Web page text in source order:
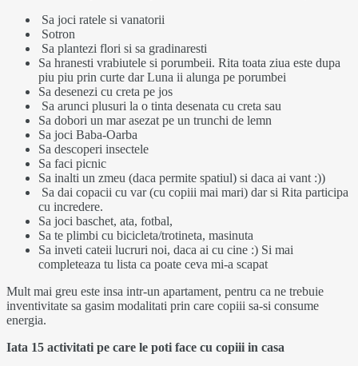
Sa joci ratele si vanatorii
Sotron
Sa plantezi flori si sa gradinaresti
Sa hranesti vrabiutele si porumbeii. Rita toata ziua este dupa
piu piu prin curte dar Luna ii alunga pe porumbei
Sa desenezi cu creta pe jos
Sa arunci plusuri la o tinta desenata cu creta sau
Sa dobori un mar asezat pe un trunchi de lemn
Sa joci Baba-Oarba
Sa descoperi insectele
Sa faci picnic
Sa inalti un zmeu (daca permite spatiul) si daca ai vant :))
Sa dai copacii cu var (cu copiii mai mari) dar si Rita participa
cu incredere.
Sa joci baschet, ata, fotbal,
Sa te plimbi cu bicicleta/trotineta, masinuta
Sa inveti cateii lucruri noi, daca ai cu cine :) Si mai
completeaza tu lista ca poate ceva mi-a scapat
Mult mai greu este insa intr-un apartament, pentru ca ne trebuie
inventivitate sa gasim modalitati prin care copiii sa-si consume
energia.
Iata 15 activitati pe care le poti face cu copiii in casa